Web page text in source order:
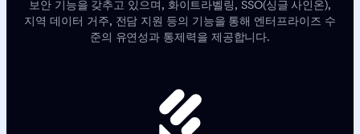
보안 기능을 갖추고 있으며, 화이트라벨링, SSO(싱글 사인온),
지역 데이터 거주, 전담 지원 등의 기능을 통해 엔터프라이즈 수
준의 유연성과 통제력을 제공합니다.